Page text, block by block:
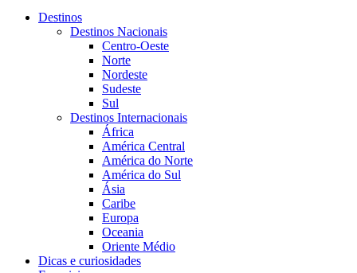
Destinos
Destinos Nacionais
Centro-Oeste
Norte
Nordeste
Sudeste
Sul
Destinos Internacionais
África
América Central
América do Norte
América do Sul
Ásia
Caribe
Europa
Oceania
Oriente Médio
Dicas e curiosidades